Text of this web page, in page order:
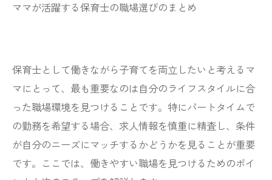
ママが活躍する保育士の職場選びのまとめ
保育士として働きながら子育てを両立したいと考えるマ
マにとって、最も重要なのは自分のライフスタイルに合
った職場環境を見つけることです。特にパートタイムで
の勤務を希望する場合、求人情報を慎重に精査し、条件
が自分のニーズにマッチするかどうかを見ることが重要
です。ここでは、働きやすい職場を見つけるためのポイ